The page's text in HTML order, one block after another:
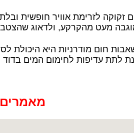
לזרימת אוויר חופשית
מעט מהקרקע, ולדאוג
חום מודרניות היא היכולת
לתת עדיפות לחימום המים
מאמרים